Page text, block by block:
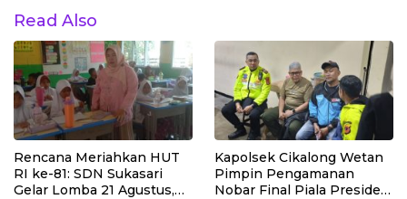
Read Also
Rencana Meriahkan HUT
RI ke-81: SDN Sukasari
Gelar Lomba 21 Agustus,
Kapolsek Cikalong Wetan
Pimpin Pengamanan
Nobar Final Piala Presiden